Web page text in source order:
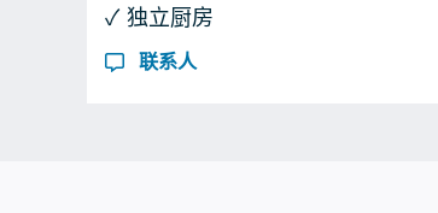
✓ 独立厨房
联系人